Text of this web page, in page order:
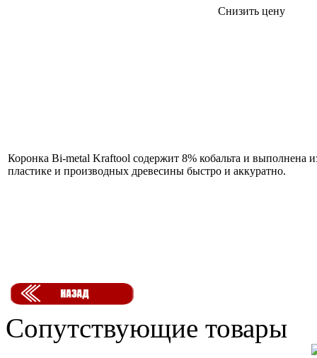
Снизить цену
Коронка Bi-metal Kraftool содержит 8% кобальта и выполнена
пластике и производных древесины быстро и аккуратно.
Сопутствующие товары